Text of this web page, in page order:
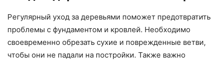
Регулярный уход за деревьями поможет предотвратить
проблемы с фундаментом и кровлей. Необходимо
своевременно обрезать сухие и поврежденные ветви,
чтобы они не падали на постройки. Также важно